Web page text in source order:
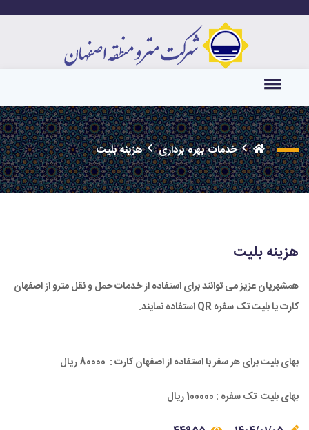
خدمات بهره برداری هزینه بلیت
هزینه بلیت
همشهریان عزیز می توانند برای استفاده از خدمات حمل و نقل مترو از اصفهان
کارت یا بلیت تک سفره QR استفاده نمایند.
بهای بلیت برای هر سفر با استفاده از اصفهان کارت : 80000 ریال
بهای بلیت تک سفره : 100000 ریال